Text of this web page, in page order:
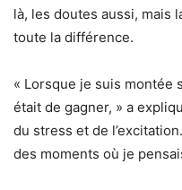
là, les doutes aussi, mais
toute la différence.
« Lorsque je suis montée
était de gagner, » a
du stress et de
des moments où je